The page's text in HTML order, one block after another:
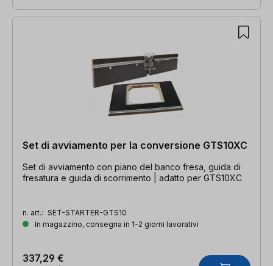
Set di avviamento per la conversione GTS10XC
Set di avviamento con piano del banco fresa, guida di
fresatura e guida di scorrimento | adatto per GTS10XC
n. art.: SET-STARTER-GTS10
In magazzino, consegna in 1-2 giorni lavorativi
337,29 €